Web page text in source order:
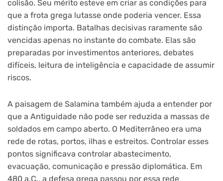
colisão. Seu mérito esteve em criar as condições para
que a frota grega lutasse onde poderia vencer. Essa
distinção importa. Batalhas decisivas raramente são
vencidas apenas no instante do combate. Elas são
preparadas por investimentos anteriores, debates
difíceis, leitura de inteligência e capacidade de assumir
riscos.
A paisagem de Salamina também ajuda a entender por
que a Antiguidade não pode ser reduzida a massas de
soldados em campo aberto. O Mediterrâneo era uma
rede de rotas, portos, ilhas e estreitos. Controlar esses
pontos significava controlar abastecimento,
evacuação, comunicação e pressão diplomática. Em
480 a.C., a defesa grega passou por essa rede